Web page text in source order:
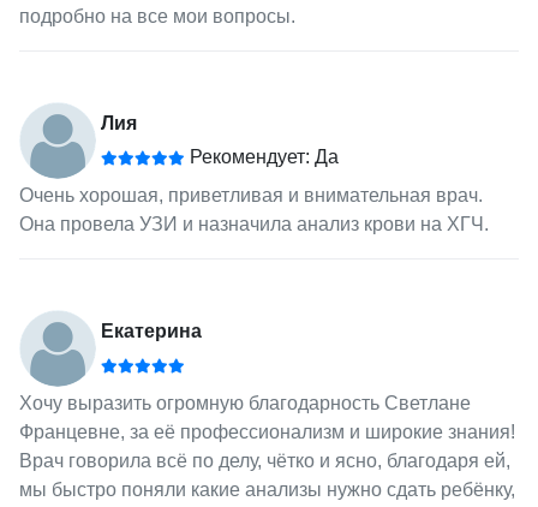
подробно на все мои вопросы.
Лия
Рекомендует: Да
Очень хорошая, приветливая и внимательная врач.
Она провела УЗИ и назначила анализ крови на ХГЧ.
Екатерина
Хочу выразить огромную благодарность Светлане
Францевне, за её профессионализм и широкие знания!
Врач говорила всё по делу, чётко и ясно, благодаря ей,
мы быстро поняли какие анализы нужно сдать ребёнку,